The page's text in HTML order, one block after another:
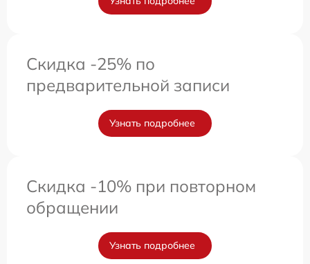
Скидка -25% по
предварительной записи
Узнать подробнее
Скидка -10% при повторном
обращении
Узнать подробнее